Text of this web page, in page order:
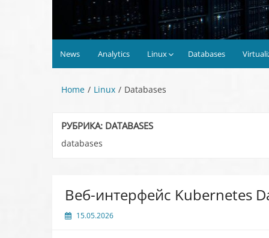
News Analytics Linux Databases
Home Linux Databases
РУБРИКА: DATABASES
databases
Веб-интерфейс Kubernetes
15.05.2026